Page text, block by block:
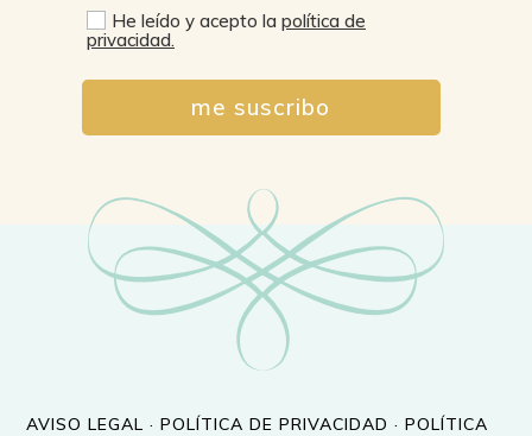
He leído y acepto la política de
privacidad.
me suscribo
AVISO LEGAL ·POLÍTICA DE PRIVACIDAD ·POLÍTICA